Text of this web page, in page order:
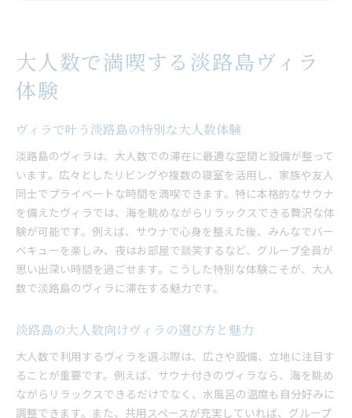
一棟貸しヴィラで味わう贅沢な淡路島の休日
一棟貸しヴィラで楽しむバーベキュー体験
格安で広々ヴィラを利用するための工夫
大人数グループ旅行に最適なヴィラの魅力
グループ旅行に最適な淡路島のヴィラ滞在術
グループ旅行で選びたいヴィラのポイント
大人数向けヴィラで快適に過ごすコツを紹介
淡路島ヴィラで実現する自由な滞在スタイル
設備充実のヴィラで思い出に残る体験を
バーベキューや団らんに最適なヴィラ活用法
淡路島で広々ヴィラを楽しむポイント
広々としたヴィラで大人数も快適に滞在
淡路島の自然を満喫できるヴィラの工夫
一棟貸しヴィラで広いリビングを楽しむ方法
大人数で満喫する淡路島ヴィラ
体験
ヴィラで叶う淡路島の特別な大人数体験
淡路島のヴィラは、大人数での滞在に最適な空間と設備が整って
います。広々としたリビングや複数の寝室を活用し、家族や友人
同士でプライベートな時間を満喫できます。特に本格的なサウナ
を備えたヴィラでは、海を眺めながらリラックスできる贅沢な体
験が可能です。例えば、サウナで心身を整えた後、みんなでバー
ベキューを楽しみ、夜はお部屋で談笑するなど、グループ全員が
思い出深い時間を過ごせます。こうした特別な体験こそが、大人
数で淡路島のヴィラに滞在する魅力です。
淡路島の大人数向けヴィラの選び方と魅力
大人数で利用するヴィラを選ぶ際は、広さや設備、立地に注目す
ることが重要です。例えば、サウナ付きのヴィラなら、海を眺め
ながらリラックスできるだけでなく、水風呂の温度も自分好みに
調整できます。また、共用スペースが充実していれば、グループ